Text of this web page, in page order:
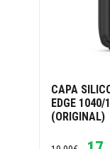
CAPA
EDGE 1040/
(ORIGINAL)